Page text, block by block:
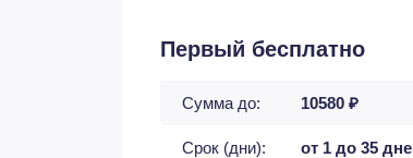
Первый бесплатно
Сумма до: 10580 ₽
Срок (дни): от 1 до 35